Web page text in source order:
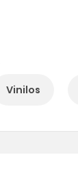
Vinilos